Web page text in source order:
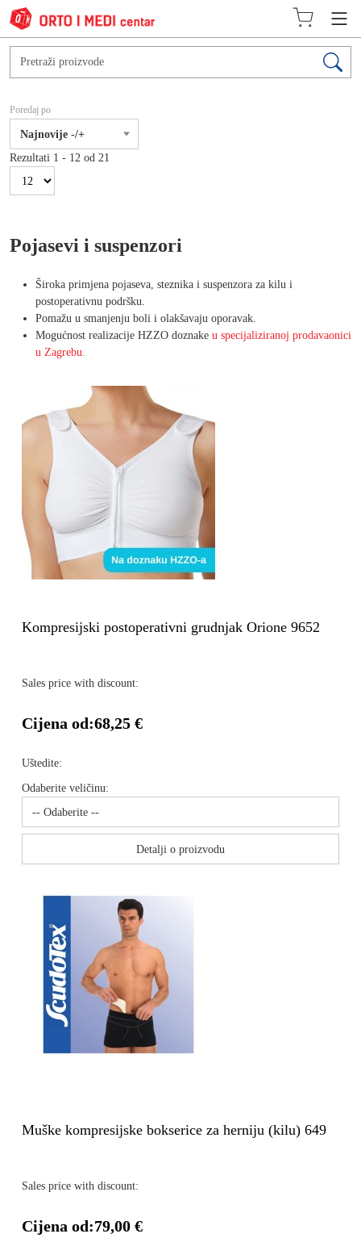
Poredaj po
Najnovije -/+
Rezultati 1 - 12 od 21
Pojasevi i suspenzori
Široka primjena pojaseva, steznika i suspenzora za kilu i
postoperativnu podršku.
Pomažu u smanjenju boli i olakšavaju oporavak.
Mogućnost realizacije HZZO doznake u specijaliziranoj prodavaonici
u Zagrebu.
Kompresijski postoperativni grudnjak Orione 9652
Sales price with discount:
Cijena od:68,25 €
Uštedite:
Odaberite veličinu:
Detalji o proizvodu
Muške kompresijske bokserice za herniju (kilu) 649
Sales price with discount:
Cijena od:79,00 €